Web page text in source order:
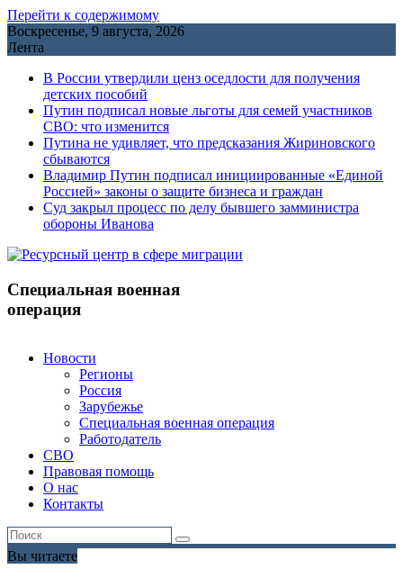
Перейти к содержимому
Воскресенье, 9 августа, 2026
Лента
В России утвердили ценз оседлости для получения
детских пособий
Путин подписал новые льготы для семей участников
СВО: что изменится
Путина не удивляет, что предсказания Жириновского
сбываются
Владимир Путин подписал инициированные «Единой
Россией» законы о защите бизнеса и граждан
Cуд закрыл процесс по делу бывшего замминистра
обороны Иванова
Специальная военная
операция
Новости
Регионы
Россия
Зарубежье
Специальная военная операция
Работодатель
СВО
Правовая помощь
О нас
Контакты
Вы читаете